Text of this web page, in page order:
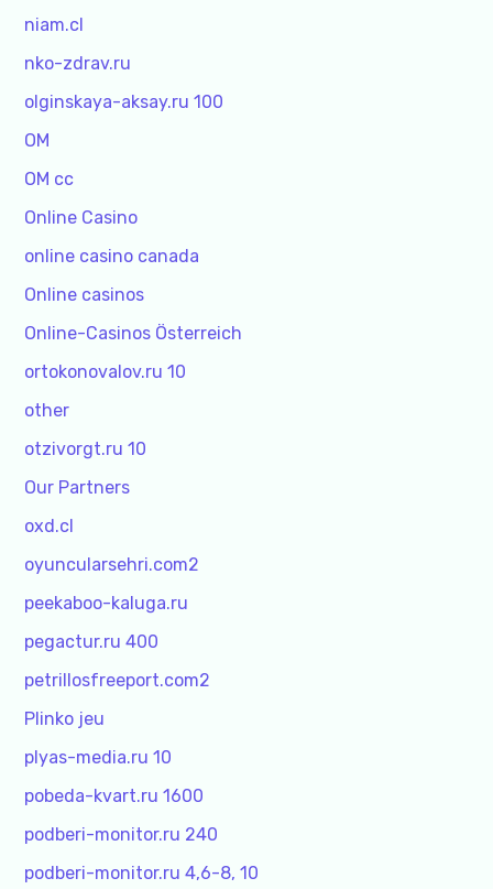
niam.cl
nko-zdrav.ru
olginskaya-aksay.ru 100
OM
OM cc
Online Casino
online casino canada
Online casinos
Online-Casinos Österreich
ortokonovalov.ru 10
other
otzivorgt.ru 10
Our Partners
oxd.cl
oyuncularsehri.com2
peekaboo-kaluga.ru
pegactur.ru 400
petrillosfreeport.com2
Plinko jeu
plyas-media.ru 10
pobeda-kvart.ru 1600
podberi-monitor.ru 240
podberi-monitor.ru 4,6-8, 10